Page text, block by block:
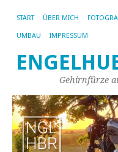
START ÜBER MICH
UMBAU IMPRESSUM
Gehirnfürze